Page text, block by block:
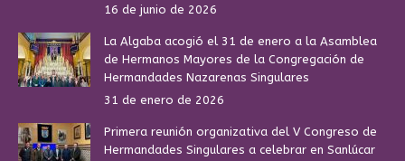
16 de junio de 2026
La Algaba acogió el 31 de enero a la Asamblea
de Hermanos Mayores de la Congregación de
Hermandades Nazarenas Singulares
31 de enero de 2026
Primera reunión organizativa del V Congreso de
Hermandades Singulares a celebrar en Sanlúcar